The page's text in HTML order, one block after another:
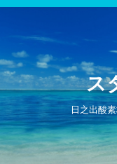
ス
日之出酸